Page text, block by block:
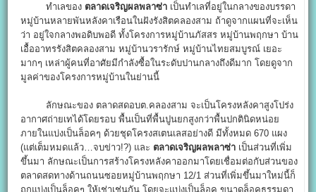
ทำเลของ ตลาดเจริญผลพลาซ่า เป็นทำเลที่อยู่ในกลางของบรรดา
หมู่บ้านหลายพันหลังคาเรือนในฝังรังสิตคลองสาม ถ้าดูจากแผนที่จะเห็น
ว่า อยู่ใจกลางพอดิบพอดี ทั้งโครงการหมู่บ้านภัสสร หมู่บ้านพฤกษา บ้าน
เอื้ออาทรรังสิตคลองสาม หมู่บ้านวรารักษ์ หมู่บ้านไทยสมบูรณ์ เยอะ
มากๆ เหล่าผู้คนที่อาศัยมีกำลังซื้อในระดับปานกลางถึงดีมาก โดยดูจาก
มูลค่าของโครงการหมู่บ้านในย่านนี้
ลักษณะของ ตลาดสดอบต.คลองสาม จะเป็นโครงหลังคาสูงโปร่ง
อากาศถ่ายเทได้โดยรอบ พื้นเป็นที่พื้นปูนยกสูงกว่าพื้นปกตินิดหน่อย
ภายในแบ่งเป็นล็อคๆ ด้วยชุดโครงสเตนเลสอย่างดี มีทั้งหมด 670 แผง
(แต่เต็มหมดแล้ว…จบข่าว!?) และ ตลาดเจริญผลพลาซ่า เป็นส่วนที่เพิ่ม
ขึ้นมา ลักษณะเป็นการสร้างโครงหลังคาออกมาโดยเชื่อมต่อกับส่วนของ
ตลาดสดทางด้านถนนซอยหมู่บ้านพฤกษา 12/1 ส่วนที่เพิ่มขึ้นมาใหม่นี้ก็
ถูกแบ่งเป็นล็อคๆ ให้เช่าเช่นกัน โดยจะแบ่งเป็นล็อค ขนาดล็อคธรรมดา